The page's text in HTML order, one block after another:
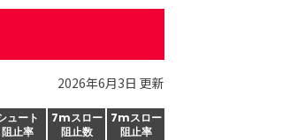
2026年6月3日 更新
ュート
阻止率
7mスロー
阻止数
7mスロー
阻止率